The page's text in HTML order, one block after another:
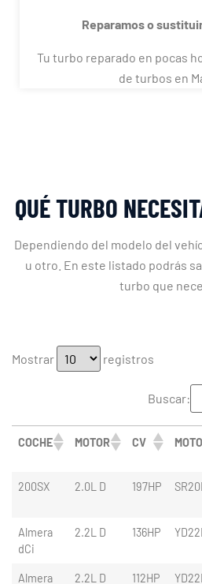
Reparamos o
Tu turbo reparado en pocas
de turbos en
QUÉ TURBO
Dependiendo del modelo del
u otro. En este listado podrás
turbo que
Mostrar registros
Buscar:
COCHE MOTOR CV
200SX 2.0L D 197HP
Almera
dCi
2.2L D 136HP
Almera 2.2L D 112HP